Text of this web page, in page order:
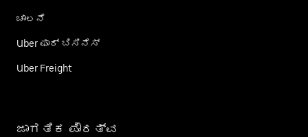
ಚಾಲನೆ
Uber ಫಾರ್ ಬಿಸಿನೆಸ್
Uber Freight
ಜಾಗತಿಕ ಪೌರತ್ವ